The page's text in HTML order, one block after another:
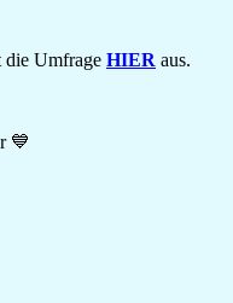
die Umfrage HIER aus.
💙